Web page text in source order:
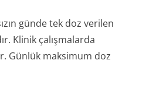
günde tek doz verilen
Klinik çalışmalarda
Günlük maksimum doz